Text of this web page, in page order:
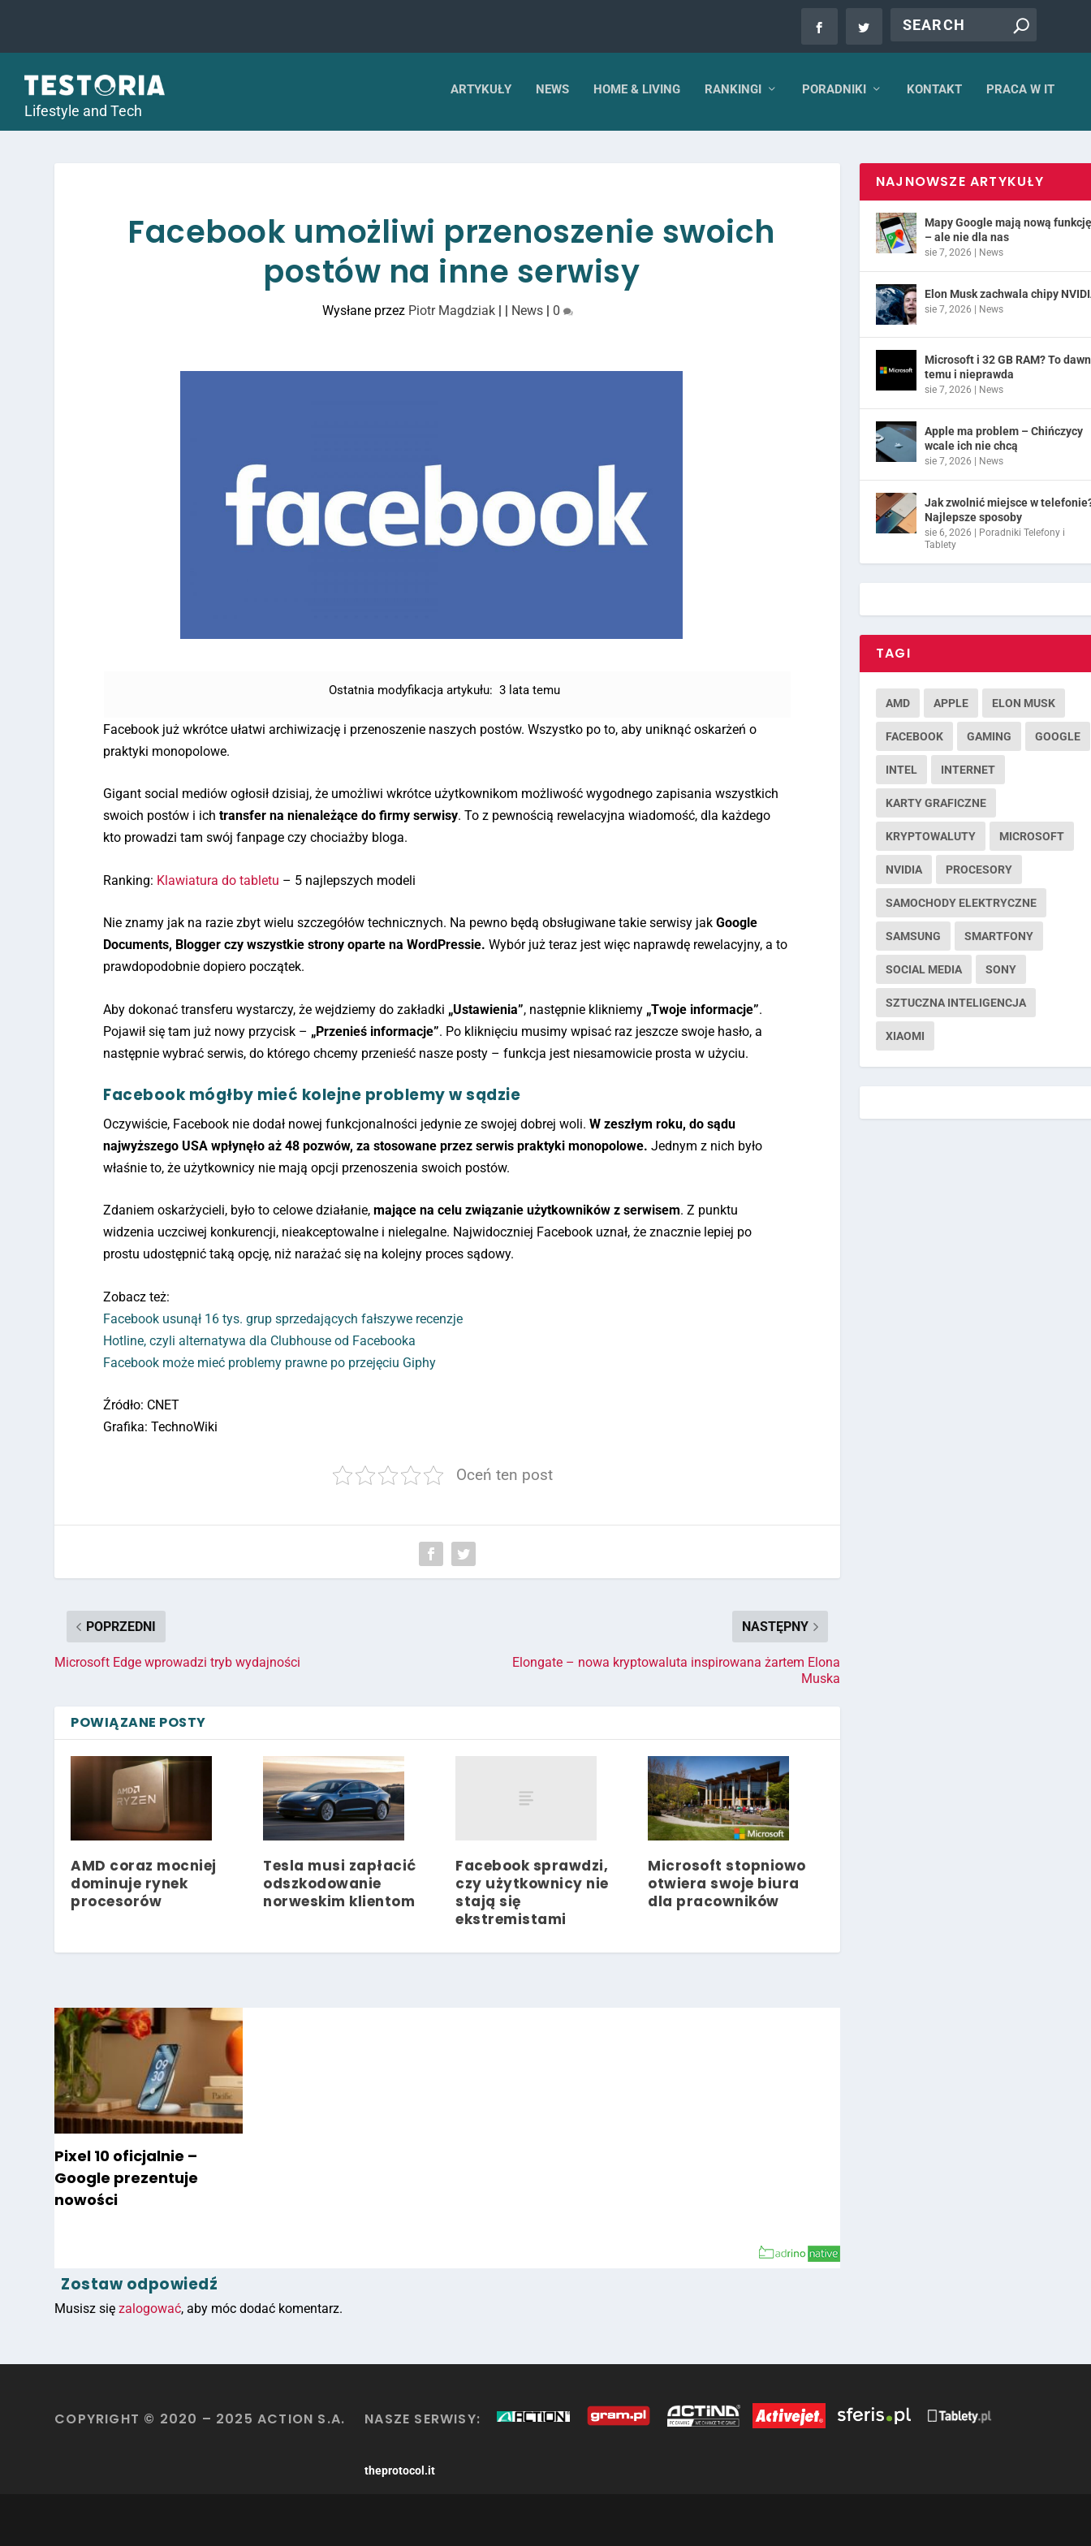
Lifestyle and Tech
ARTYKUŁY NEWS HOME & LIVING RANKINGI PORADNIKI KONTAKT PRACA W IT
Facebook umożliwi przenoszenie swoich
postów na inne serwisy
Wysłane przez Piotr Magdziak| | News| 0
Ostatnia modyfikacja artykułu: 3 lata temu
Facebook już wkrótce ułatwi archiwizację i przenoszenie naszych postów. Wszystko po to, aby uniknąć oskarżeń o
praktyki monopolowe.
Gigant social mediów ogłosił dzisiaj, że umożliwi wkrótce użytkownikom możliwość wygodnego zapisania wszystkich
swoich postów i ichtransfer na nienależące do firmy serwisy. To z pewnością rewelacyjna wiadomość, dla każdego
kto prowadzi tam swój fanpage czy chociażby bloga.
Ranking: Klawiatura do tabletu – 5 najlepszych modeli
Nie znamy jak na razie zbyt wielu szczegółów technicznych. Na pewno będą obsługiwane takie serwisy jakGoogle
Documents, Blogger czy wszystkie strony oparte na WordPressie. Wybór już teraz jest więc naprawdę rewelacyjny, a to
prawdopodobnie dopiero początek.
Aby dokonać transferu wystarczy, że wejdziemy do zakładki „Ustawienia”, następnie klikniemy „Twoje informacje”.
Pojawił się tam już nowy przycisk – „Przenieś informacje”. Po kliknięciu musimy wpisać raz jeszcze swoje hasło, a
następnie wybrać serwis, do którego chcemy przenieść nasze posty – funkcja jest niesamowicie prosta w użyciu.
Facebook mógłby mieć kolejne problemy w sądzie
Oczywiście, Facebook nie dodał nowej funkcjonalności jedynie ze swojej dobrej woli.W zeszłym roku, do sądu
najwyższego USA wpłynęło aż 48 pozwów, za stosowane przez serwis praktyki monopolowe. Jednym z nich było
właśnie to, że użytkownicy nie mają opcji przenoszenia swoich postów.
Zdaniem oskarżycieli, było to celowe działanie, mające na celu związanie użytkowników z serwisem. Z punktu
widzenia uczciwej konkurencji, nieakceptowalne i nielegalne. Najwidoczniej Facebook uznał, że znacznie lepiej po
prostu udostępnić taką opcję, niż narażać się na kolejny proces sądowy.
Zobacz też:
Facebook usunął 16 tys. grup sprzedających fałszywe recenzje
Hotline, czyli alternatywa dla Clubhouse od Facebooka
Facebook może mieć problemy prawne po przejęciu Giphy
Źródło: CNET
Grafika: TechnoWiki
Oceń ten post
POPRZEDNI
Microsoft Edge wprowadzi tryb wydajności
NASTĘPNY
Elongate – nowa kryptowaluta inspirowana żartem Elona
Muska
POWIĄZANE POSTY
AMD coraz mocniej
dominuje rynek
procesorów
Tesla musi zapłacić
odszkodowanie
norweskim klientom
Facebook sprawdzi,
czy użytkownicy nie
stają się
ekstremistami
Microsoft stopniowo
otwiera swoje biura
dla pracowników
Pixel 10 oficjalnie –
Google prezentuje
nowości
Zostaw odpowiedź
Musisz sięzalogować, aby móc dodać komentarz.
NAJNOWSZE ARTYKUŁY
Mapy Google mają nową funkcję
– ale nie dla nas
sie 7, 2026 | News
Elon Musk zachwala chipy
sie 7, 2026 | News
Microsoft i 32 GB RAM? To
temu i nieprawda
sie 7, 2026 | News
Apple ma problem – Chińczycy
wcale ich nie chcą
sie 7, 2026 | News
Jak zwolnić miejsce w
Najlepsze sposoby
sie 6, 2026 | Poradniki Telefony i
Tablety
TAGI
AMD APPLE ELON MUSK
FACEBOOK GAMING GOOGLE
INTEL INTERNET
KARTY GRAFICZNE
KRYPTOWALUTY MICROSOFT
NVIDIA PROCESORY
SAMOCHODY ELEKTRYCZNE
SAMSUNG SMARTFONY
SOCIAL MEDIA SONY
SZTUCZNA INTELIGENCJA
XIAOMI
COPYRIGHT © 2020 – 2025 ACTION S.A. NASZE SERWISY:
theprotocol.it